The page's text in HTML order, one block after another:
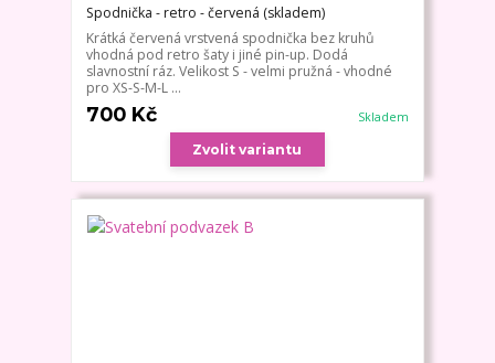
Spodnička - retro - červená (skladem)
Krátká červená vrstvená spodnička bez kruhů
vhodná pod retro šaty i jiné pin-up. Dodá
slavnostní ráz. Velikost S - velmi pružná - vhodné
pro XS-S-M-L ...
700 Kč Skladem
Zvolit variantu